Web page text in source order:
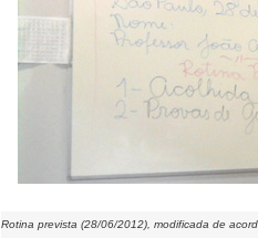
Rotina prevista (28/06/2012), modificada de